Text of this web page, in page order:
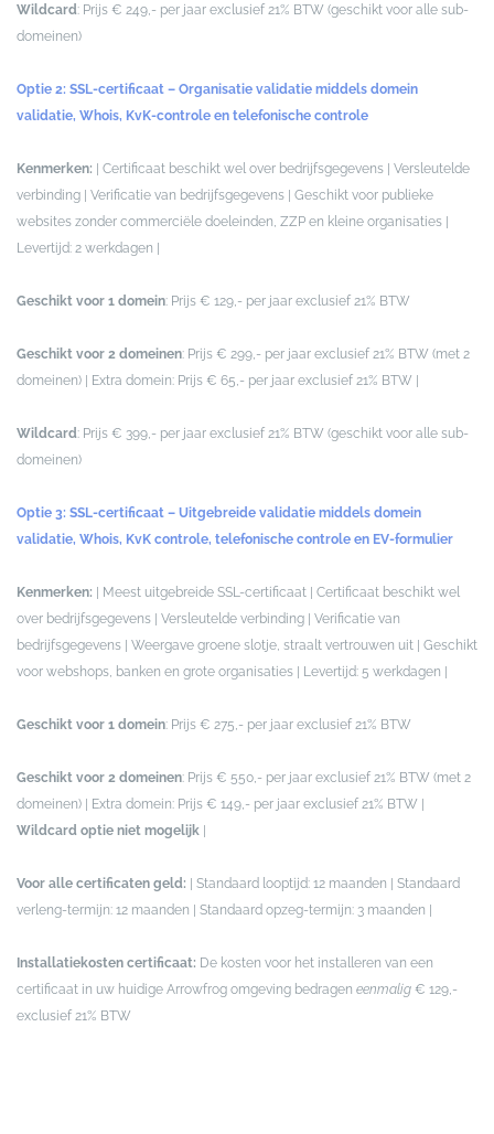
Wildcard: Prijs € 249,- per jaar exclusief 21% BTW (geschikt voor alle sub-
domeinen)
Optie 2: SSL-certificaat – Organisatie validatie middels domein
validatie, Whois, KvK-controle en telefonische controle
Kenmerken: | Certificaat beschikt wel over bedrijfsgegevens | Versleutelde
verbinding | Verificatie van bedrijfsgegevens | Geschikt voor publieke
websites zonder commerciële doeleinden, ZZP en kleine organisaties |
Levertijd: 2 werkdagen |
Geschikt voor 1 domein: Prijs € 129,- per jaar exclusief 21% BTW
Geschikt voor 2 domeinen: Prijs € 299,- per jaar exclusief 21% BTW (met 2
domeinen) | Extra domein: Prijs € 65,- per jaar exclusief 21% BTW |
Wildcard: Prijs € 399,- per jaar exclusief 21% BTW (geschikt voor alle sub-
domeinen)
Optie 3: SSL-certificaat – Uitgebreide validatie middels domein
validatie, Whois, KvK controle, telefonische controle en EV-formulier
Kenmerken: | Meest uitgebreide SSL-certificaat | Certificaat beschikt wel
over bedrijfsgegevens | Versleutelde verbinding | Verificatie van
bedrijfsgegevens | Weergave groene slotje, straalt vertrouwen uit | Geschikt
voor webshops, banken en grote organisaties | Levertijd: 5 werkdagen |
Geschikt voor 1 domein: Prijs € 275,- per jaar exclusief 21% BTW
Geschikt voor 2 domeinen: Prijs € 550,- per jaar exclusief 21% BTW (met 2
domeinen) | Extra domein: Prijs € 149,- per jaar exclusief 21% BTW |
Wildcard optie niet mogelijk |
Voor alle certificaten geld: | Standaard looptijd: 12 maanden | Standaard
verleng-termijn: 12 maanden | Standaard opzeg-termijn: 3 maanden |
Installatiekosten certificaat: De kosten voor het installeren van een
certificaat in uw huidige Arrowfrog omgeving bedragen eenmalig € 129,-
exclusief 21% BTW